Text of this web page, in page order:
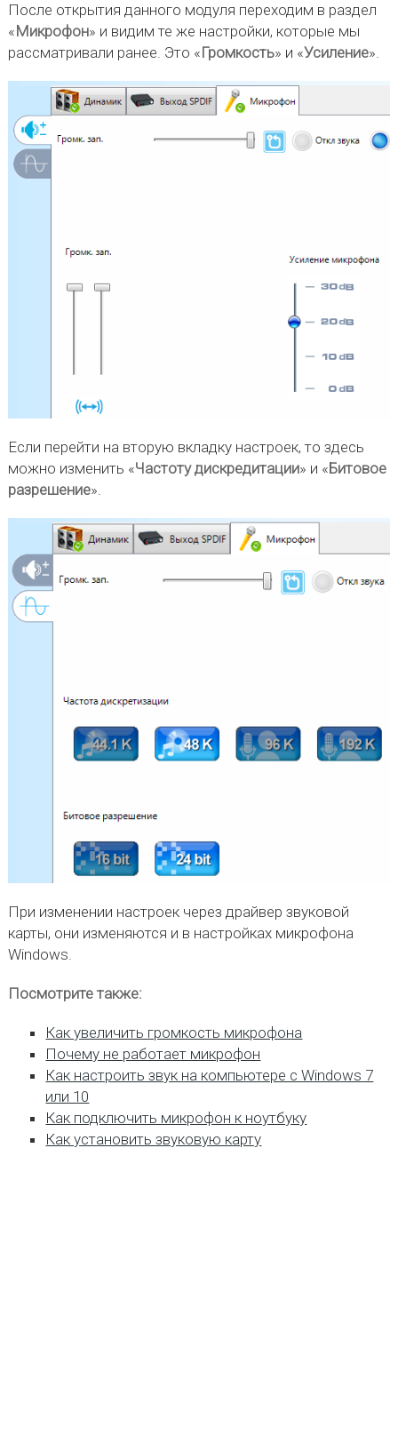
После открытия данного модуля переходим в раздел
« Микрофон» и видим те же настройки, которые мы
рассматривали ранее. Это «Громкость» и «Усиление».
Если перейти на вторую вкладку настроек, то здесь
можно изменить «Частоту дискредитации» и «Битовое
разрешение».
При изменении настроек через драйвер звуковой
карты, они изменяются и в настройках микрофона
Windows.
Посмотрите также:
Как увеличить громкость микрофона
Почему не работает микрофон
Как настроить звук на компьютере с Windows 7
или 10
Как подключить микрофон к ноутбуку
Как установить звуковую карту